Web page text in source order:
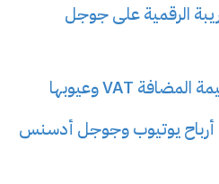
الرقمية على جوجل
أرباح يوتيوب وجوجل أدسنس